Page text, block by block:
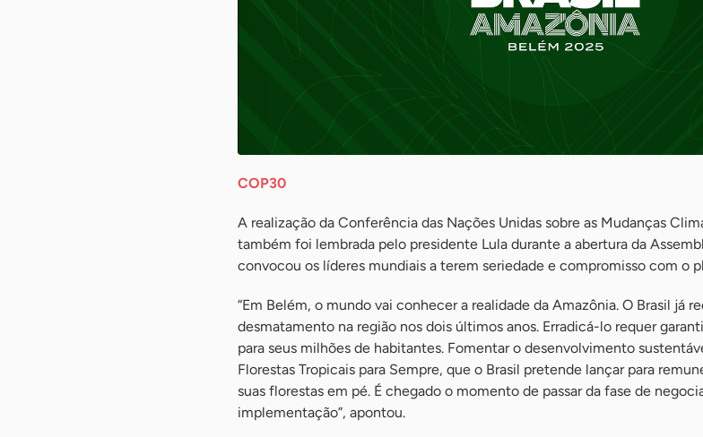
COP30
A realização da Conferência das Nações Unidas sobre as Mudanças
também foi lembrada pelo presidente Lula durante a abertura da
convocou os líderes mundiais a terem seriedade e compromisso com o
“Em Belém, o mundo vai conhecer a realidade da Amazônia. O Brasil já
desmatamento na região nos dois últimos anos. Erradicá-lo requer
para seus milhões de habitantes. Fomentar o desenvolvimento
Florestas Tropicais para Sempre, que o Brasil pretende lançar para
suas florestas em pé. É chegado o momento de passar da fase de
implementação”, apontou.